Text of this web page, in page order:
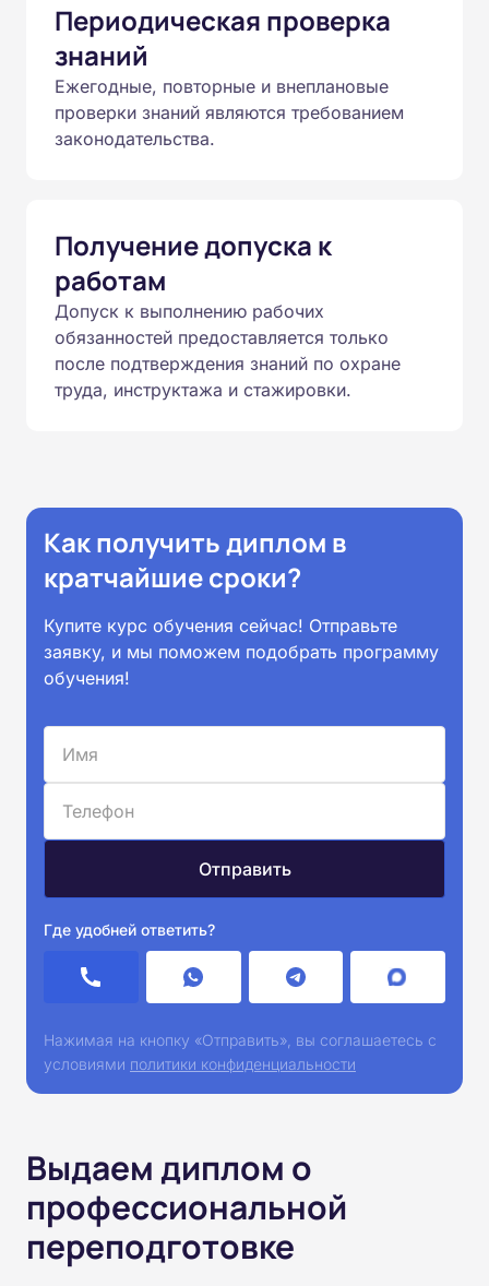
Периодическая проверка
знаний
Ежегодные, повторные и внеплановые
проверки знаний являются требованием
законодательства.
Получение допуска к
работам
Допуск к выполнению рабочих
обязанностей предоставляется только
после подтверждения знаний по охране
труда, инструктажа и стажировки.
Как получить диплом в
кратчайшие сроки?
Купите курс обучения сейчас! Отправьте
заявку, и мы поможем подобрать программу
обучения!
Где удобней ответить?
Нажимая на кнопку «Отправить», вы соглашаетесь с
условиями политики конфиденциальности
Выдаем диплом о
профессиональной
переподготовке